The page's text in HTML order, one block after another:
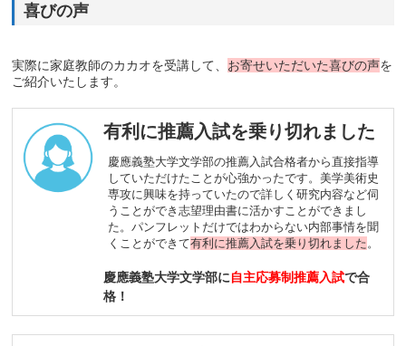
喜びの声
実際に家庭教師のカカオを受講して、 お寄せいただいた喜びの声を
ご紹介いたします。
有利に推薦入試を乗り切れました
慶應義塾大学文学部の推薦入試合格者から直接指導
していただけたことが心強かったです。美学美術史
専攻に興味を持っていたので詳しく研究内容など伺
うことができ志望理由書に活かすことができまし
た。パンフレットだけではわからない内部事情を聞
くことができて有利に推薦入試を乗り切れました 。
慶應義塾大学文学部に自主応募制推薦入試で合
格！